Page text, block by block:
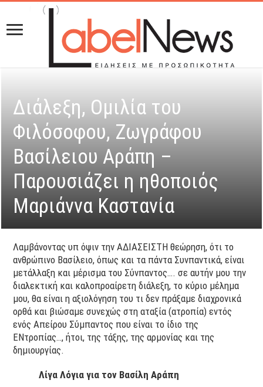
Διάλεξη, Ομιλία του
Φιλόσοφου, Ζωγράφου
Βασίλειου Αράπη –
Παρουσιάζει η ηθοποιός
Μαριάννα Καστανία
Λαμβάνοντας υπ όψιν την ΑΔΙΑΣΕΙΣΤΗ θεώρηση, ότι το
ανθρώπινο Βασίλειο, όπως και τα πάντα Συνπαντικά, είναι
μετάλλαξη και μέρισμα του Σύνπαντος…. σε αυτήν μου την
διαλεκτική και καλοπροαίρετη διάλεξη, το κύριο μέλημα
μου, θα είναι η αξιολόγηση του τι δεν πράξαμε διαχρονικά
ορθά και βιώσαμε συνεχώς στη αταξία (ατροπία) εντός
ενός Απείρου Σύμπαντος που είναι το ίδιο της
ΕΝτροπίας…, ήτοι, της τάξης, της αρμονίας και της
δημιουργίας.
Λίγα Λόγια για τον Βασίλη Αράπη